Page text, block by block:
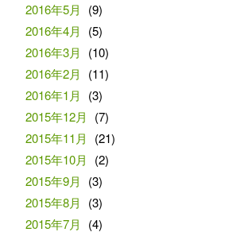
2016年5月
(9)
2016年4月
(5)
2016年3月
(10)
2016年2月
(11)
2016年1月
(3)
2015年12月
(7)
2015年11月
(21)
2015年10月
(2)
2015年9月
(3)
2015年8月
(3)
2015年7月
(4)